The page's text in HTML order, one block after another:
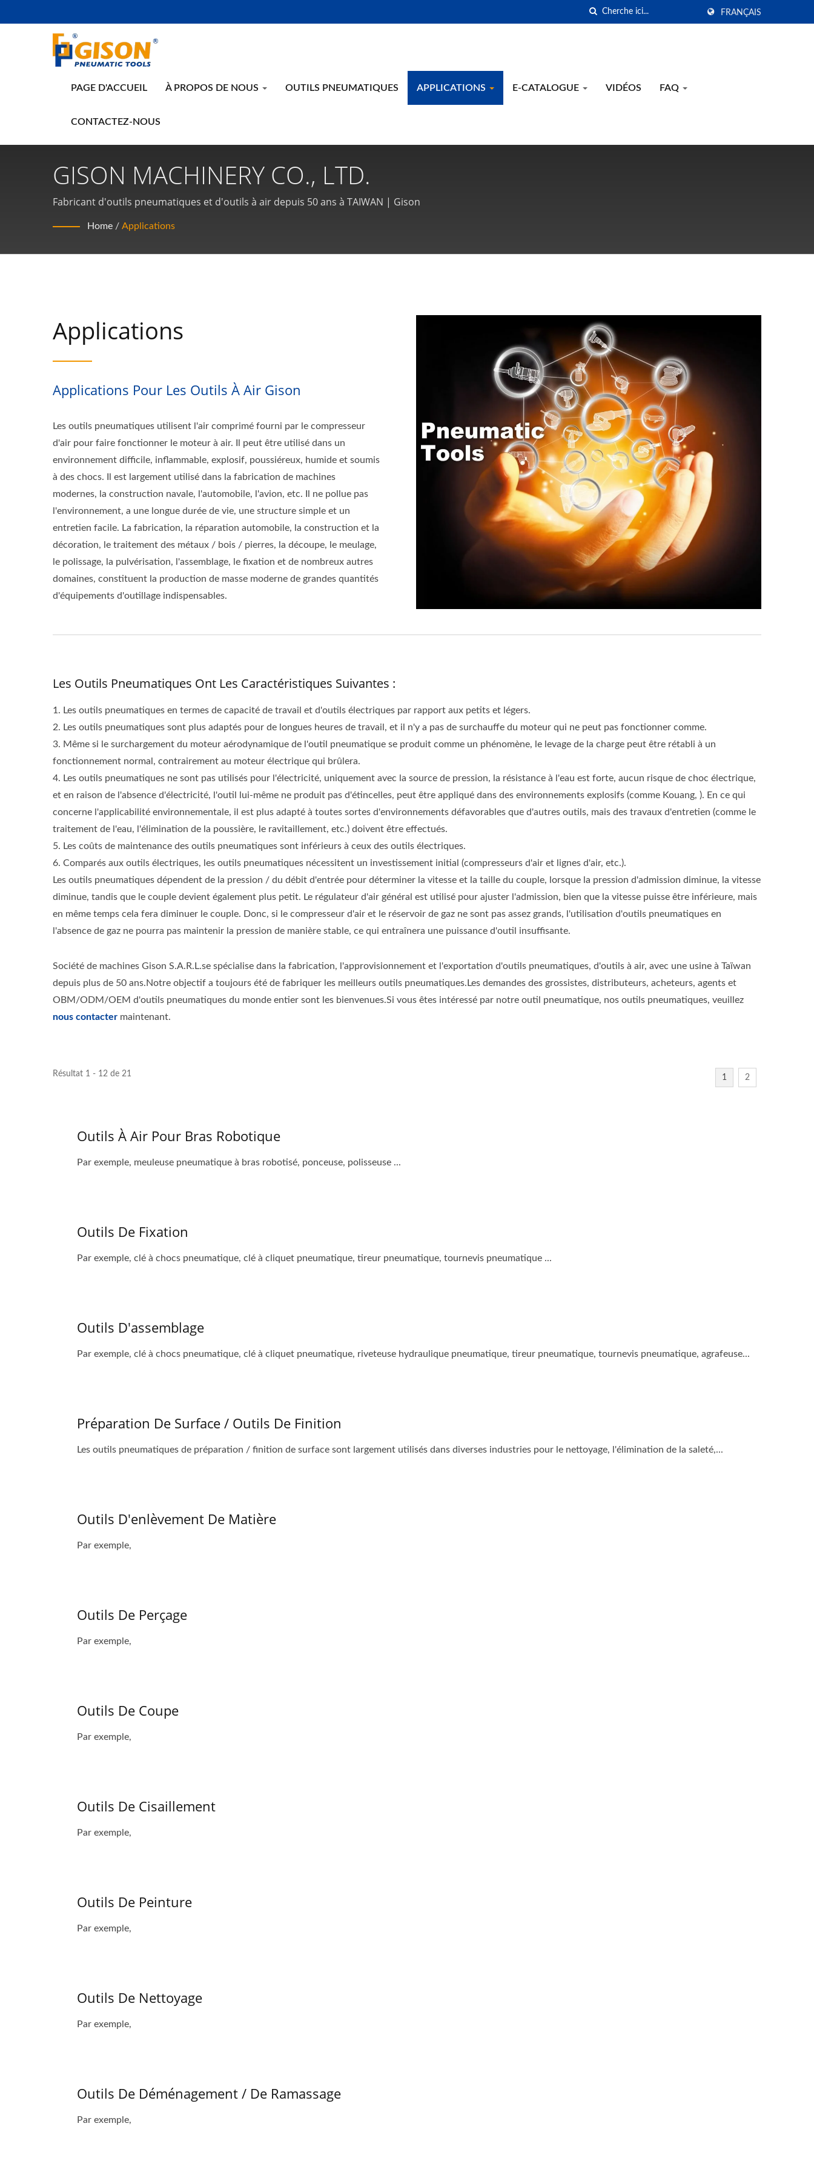
FRANÇAIS
PAGE D'ACCUEIL À PROPOS DE NOUS OUTILS PNEUMATIQUES APPLICATIONS E-CATALOGUE VIDÉOS FAQ
CONTACTEZ-NOUS
GISON MACHINERY CO., LTD.
Fabricant d'outils pneumatiques et d'outils à air depuis 50 ans à TAIWAN | Gison
Home / Applications
Applications
Applications Pour Les Outils À Air Gison
Les outils pneumatiques utilisent l'air comprimé fourni par le compresseur
d'air pour faire fonctionner le moteur à air. Il peut être utilisé dans un
environnement difficile, inflammable, explosif, poussiéreux, humide et soumis
à des chocs. Il est largement utilisé dans la fabrication de machines
modernes, la construction navale, l'automobile, l'avion, etc. Il ne pollue pas
l'environnement, a une longue durée de vie, une structure simple et un
entretien facile. La fabrication, la réparation automobile, la construction et la
décoration, le traitement des métaux / bois / pierres, la découpe, le meulage,
le polissage, la pulvérisation, l'assemblage, le fixation et de nombreux autres
domaines, constituent la production de masse moderne de grandes quantités
d'équipements d'outillage indispensables.
Les Outils Pneumatiques Ont Les Caractéristiques Suivantes :
1. Les outils pneumatiques en termes de capacité de travail et d'outils électriques par rapport aux petits et légers.
2. Les outils pneumatiques sont plus adaptés pour de longues heures de travail, et il n'y a pas de surchauffe du moteur qui ne peut pas fonctionner comme.
3. Même si le surchargement du moteur aérodynamique de l'outil pneumatique se produit comme un phénomène, le levage de la charge peut être rétabli à un
fonctionnement normal, contrairement au moteur électrique qui brûlera.
4. Les outils pneumatiques ne sont pas utilisés pour l'électricité, uniquement avec la source de pression, la résistance à l'eau est forte, aucun risque de choc électrique,
et en raison de l'absence d'électricité, l'outil lui-même ne produit pas d'étincelles, peut être appliqué dans des environnements explosifs (comme Kouang, ). En ce qui
concerne l'applicabilité environnementale, il est plus adapté à toutes sortes d'environnements défavorables que d'autres outils, mais des travaux d'entretien (comme le
traitement de l'eau, l'élimination de la poussière, le ravitaillement, etc.) doivent être effectués.
5. Les coûts de maintenance des outils pneumatiques sont inférieurs à ceux des outils électriques.
6. Comparés aux outils électriques, les outils pneumatiques nécessitent un investissement initial (compresseurs d'air et lignes d'air, etc.).
Les outils pneumatiques dépendent de la pression / du débit d'entrée pour déterminer la vitesse et la taille du couple, lorsque la pression d'admission diminue, la vitesse
diminue, tandis que le couple devient également plus petit. Le régulateur d'air général est utilisé pour ajuster l'admission, bien que la vitesse puisse être inférieure, mais
en même temps cela fera diminuer le couple. Donc, si le compresseur d'air et le réservoir de gaz ne sont pas assez grands, l'utilisation d'outils pneumatiques en
l'absence de gaz ne pourra pas maintenir la pression de manière stable, ce qui entraînera une puissance d'outil insuffisante.
Société de machines Gison S.A.R.L.se spécialise dans la fabrication, l'approvisionnement et l'exportation d'outils pneumatiques, d'outils à air, avec une usine à Taïwan
depuis plus de 50 ans.Notre objectif a toujours été de fabriquer les meilleurs outils pneumatiques.Les demandes des grossistes, distributeurs, acheteurs, agents et
OBM/ODM/OEM d'outils pneumatiques du monde entier sont les bienvenues.Si vous êtes intéressé par notre outil pneumatique, nos outils pneumatiques, veuillez
nous contacter maintenant.
Résultat 1 - 12 de 21 1 2
Outils À Air Pour Bras Robotique
Par exemple, meuleuse pneumatique à bras robotisé, ponceuse, polisseuse ...
Outils De Fixation
Par exemple, clé à chocs pneumatique, clé à cliquet pneumatique, tireur pneumatique, tournevis pneumatique ...
Outils D'assemblage
Par exemple, clé à chocs pneumatique, clé à cliquet pneumatique, riveteuse hydraulique pneumatique, tireur pneumatique, tournevis pneumatique, agrafeuse...
Préparation De Surface / Outils De Finition
Les outils pneumatiques de préparation / finition de surface sont largement utilisés dans diverses industries pour le nettoyage, l'élimination de la saleté,...
Outils D'enlèvement De Matière
Par exemple,
Outils De Perçage
Par exemple,
Outils De Coupe
Par exemple,
Outils De Cisaillement
Par exemple,
Outils De Peinture
Par exemple,
Outils De Nettoyage
Par exemple,
Outils De Déménagement / De Ramassage
Par exemple,